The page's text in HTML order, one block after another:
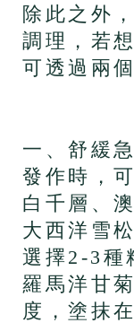
除此之外
調理，若
可透過兩
一、舒緩
發作時，
白千層、
大西洋雪
選擇2-3種
羅馬洋甘
度，塗抹